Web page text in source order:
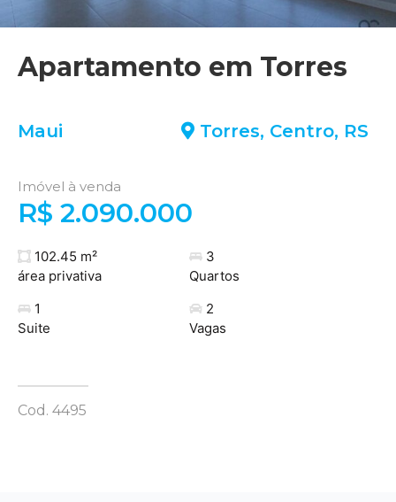
Apartamento em Torres
Maui Torres, Centro, RS
Imóvel à venda
R$ 2.090.000
102.45 m²
área privativa
3
Quartos
1
Suite
2
Vagas
Cod. 4495